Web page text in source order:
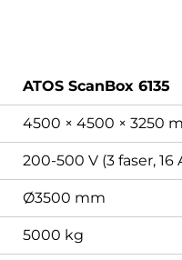
ATOS ScanBox 6135
4500 × 4500 × 3250
200-500 V (3 faser, 16
Ø3500 mm
5000 kg